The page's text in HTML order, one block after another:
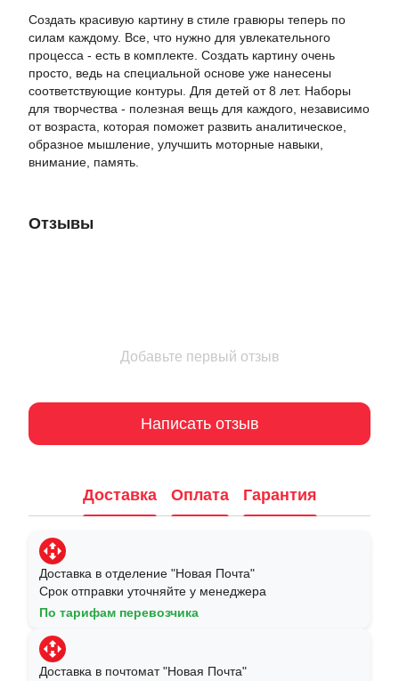
Создать красивую картину в стиле гравюры теперь по
силам каждому. Все, что нужно для увлекательного
процесса - есть в комплекте. Создать картину очень
просто, ведь на специальной основе уже нанесены
соответствующие контуры. Для детей от 8 лет. Наборы
для творчества - полезная вещь для каждого, независимо
от возраста, которая поможет развить аналитическое,
образное мышление, улучшить моторные навыки,
внимание, память.
Отзывы
Добавьте первый отзыв
Написать отзыв
Доставка Оплата Гарантия
Доставка в отделение "Новая Почта"
Срок отправки уточняйте у менеджера
По тарифам перевозчика
Доставка в почтомат "Новая Почта"